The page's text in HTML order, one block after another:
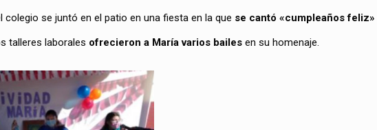
colegio se juntó en el patio en una fiesta en la que se cantó «cumpleaños feliz»
talleres laborales ofrecieron a María varios bailes en su homenaje.